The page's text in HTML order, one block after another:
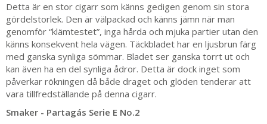
Detta är en stor cigarr som känns gedigen genom sin stora
gördelstorlek. Den är välpackad och känns jämn när man
genomför “klämtestet”, inga hårda och mjuka partier utan den
känns konsekvent hela vägen. Täckbladet har en ljusbrun färg
med ganska synliga sömmar. Bladet ser ganska torrt ut och
kan även ha en del synliga ådror. Detta är dock inget som
påverkar rökningen då både draget och glöden tenderar att
vara tillfredställande på denna cigarr.
Smaker - Partagás Serie E No.2